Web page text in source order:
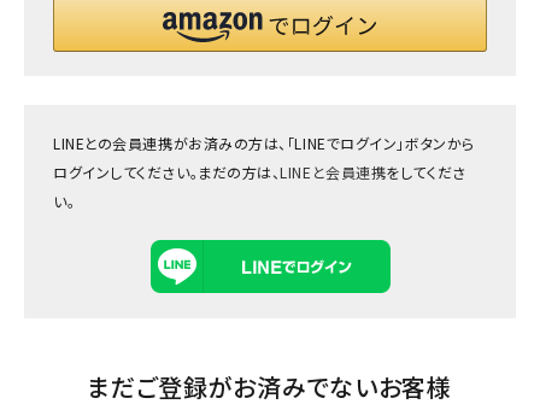
LINEとの会員連携がお済みの方は、「LINEでログイン」ボタンから
ログインしてください。まだの方は、LINEと会員連携をしてくださ
い。
まだご登録がお済みでないお客様